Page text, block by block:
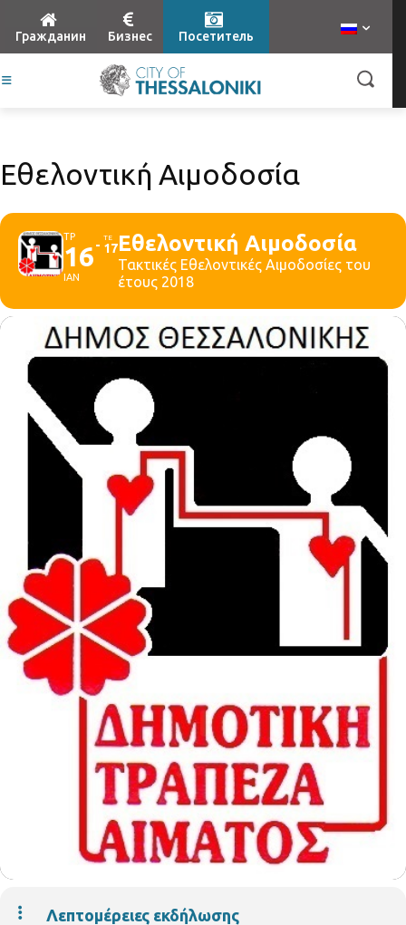
Гражданин Бизнес Посетитель
Εθελοντική Αιμοδοσία
ΤΡ
16
ΙΑΝ
ΤΕ
17Εθελοντική Αιμοδοσία
Τακτικές Εθελοντικές Αιμοδοσίες του
έτους 2018
Λεπτομέρειες εκδήλωσης